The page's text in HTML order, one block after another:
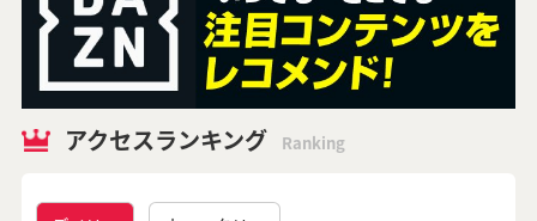
アクセスランキング Ranking